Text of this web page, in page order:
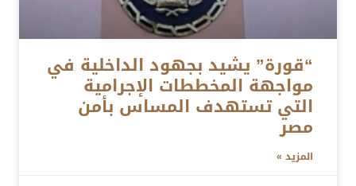
“قورة” يشيد بجهود الداخلية في
مواجهة المخططات الإجرامية
التي تستهدف المساس بأمن
مصر
المزيد »